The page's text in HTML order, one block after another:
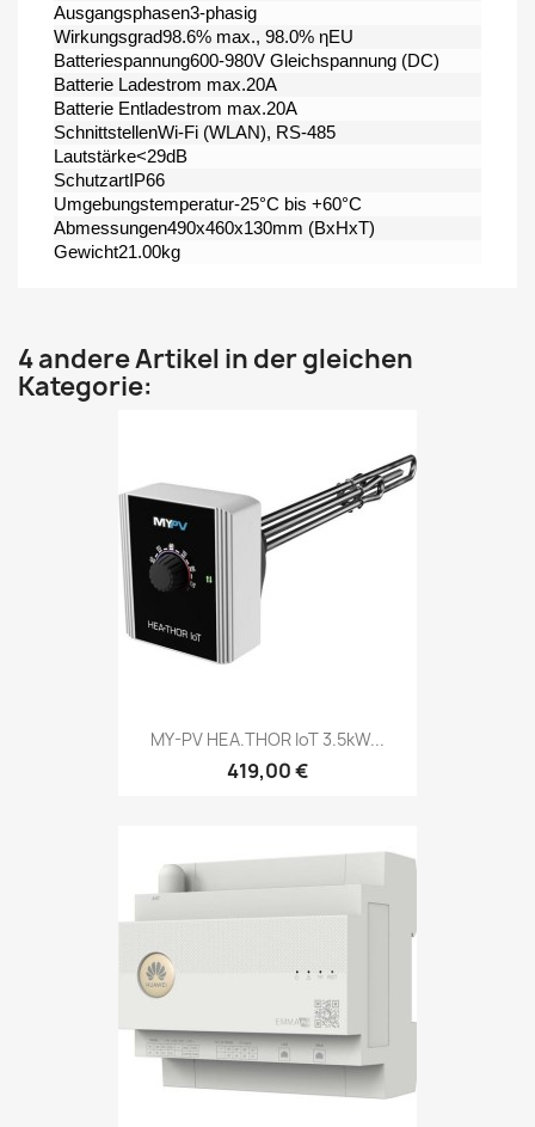
Ausgangsphasen3-phasig
Wirkungsgrad98.6% max., 98.0% ηEU
Batteriespannung600-980V Gleichspannung (DC)
Batterie Ladestrom max.20A
Batterie Entladestrom max.20A
SchnittstellenWi-Fi (WLAN), RS-485
Lautstärke<29dB
SchutzartIP66
Umgebungstemperatur-25°C bis +60°C
Abmessungen490x460x130mm (BxHxT)
Gewicht21.00kg
4 andere Artikel in der gleichen
Kategorie:
MY-PV HEA.THOR IoT 3.5kW...
419,00 €